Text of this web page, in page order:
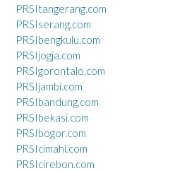
PRSItangerang.com
PRSIserang.com
PRSIbengkulu.com
PRSIjogja.com
PRSIgorontalo.com
PRSIjambi.com
PRSIbandung.com
PRSIbekasi.com
PRSIbogor.com
PRSIcimahi.com
PRSIcirebon.com